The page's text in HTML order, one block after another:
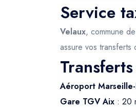
Service
Velaux, commune
assure vos transferts
Aéroport
Gare TGV Aix : 20